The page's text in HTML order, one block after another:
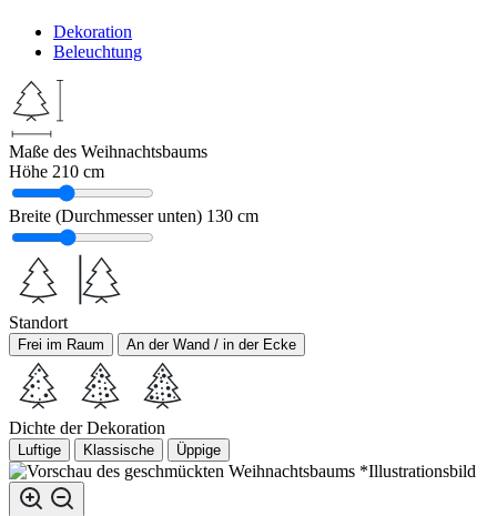
Dekoration
Beleuchtung
Maße des Weihnachtsbaums
Höhe 210 cm
Breite (Durchmesser unten) 130 cm
Standort
Frei im Raum An der Wand / in der Ecke
Dichte der Dekoration
Luftige Klassische Üppige
*Illustrationsbild